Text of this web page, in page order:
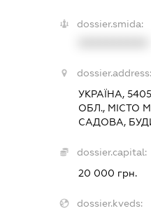
dossier.smida:
dossier.address:
УКРАЇНА,
ОБЛ., МІСТО
САДОВА,
dossier.capital:
20 000 грн.
dossier.kveds: